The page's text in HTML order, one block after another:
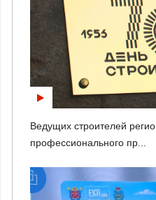
Ведущих строителей
профессионального пр...